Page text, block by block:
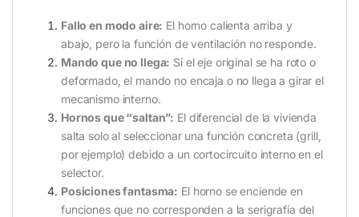
Fallo en modo aire: El horno calienta arriba y
abajo, pero la función de ventilación no responde.
Mando que no llega: Si el eje original se ha roto o
deformado, el mando no encaja o no llega a girar el
mecanismo interno.
Hornos que “saltan”: El diferencial de la vivienda
salta solo al seleccionar una función concreta (grill,
por ejemplo) debido a un cortocircuito interno en el
selector.
Posiciones fantasma: El horno se enciende en
funciones que no corresponden a la serigrafía del